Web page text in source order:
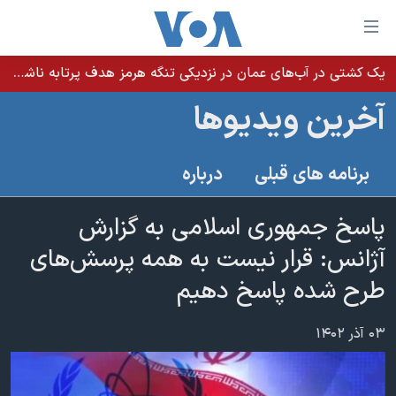
لینکهای
قابل
دسترسی
جهش
اصلی
جهش
به
صفحه
اصلی
جهش
جستجو
خانه
نسخه سبک وب‌سایت
آمریکا
جهان
ورزشی
ویژه برنامه‌ها
ویدیوها
برنامه های تلویزیونی
جدول برنامه ها
صفحه‌های ویژه
جام جهانی ۲۰۲۶
۲۵۰سالگی آمریکا
بایگانی برنامه‌های تلویزیونی
فرکانس‌های صدای آمریکا
یادگیری زبان انگلیسی
یک کشتی در آب‌های عمان در نزدیکی تنگه هرمز هدف پرتابه ناشناس قرار گرفت
آخرین ویدیوها
برنامه های قبلی درباره
پاسخ جمهوری اسلامی به گزارش
آژانس: قرار نیست به همه پرسش‌های
طرح شده پاسخ دهیم
۰۳ آذر ۱۴۰۲